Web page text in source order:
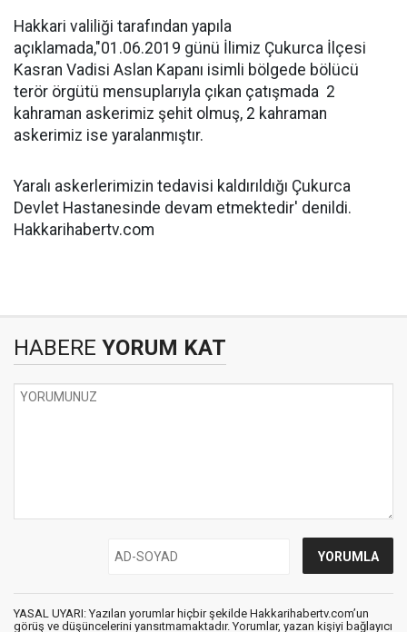
Hakkari valiliği tarafından yapıla
açıklamada,"01.06.2019 günü İlimiz Çukurca İlçesi
Kasran Vadisi Aslan Kapanı isimli bölgede bölücü
terör örgütü mensuplarıyla çıkan çatışmada 2
kahraman askerimiz şehit olmuş, 2 kahraman
askerimiz ise yaralanmıştır.
Yaralı askerlerimizin tedavisi kaldırıldığı Çukurca
Devlet Hastanesinde devam etmektedir' denildi.
Hakkarihabertv.com
HABERE YORUM KAT
YASAL UYARI: Yazılan yorumlar hiçbir şekilde Hakkarihabertv.com’un
görüş ve düşüncelerini yansıtmamaktadır. Yorumlar, yazan kişiyi bağlayıcı